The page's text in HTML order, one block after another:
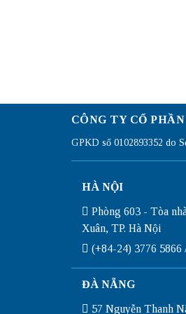
CÔNG TY CỔ
GPKD số 0102893352 do
HÀ NỘI
Phòng 603 - Tòa
Xuân, TP. Hà Nội
(+84-24) 3776 5866
ĐÀ NẴNG
57 Nguyễn Thanh